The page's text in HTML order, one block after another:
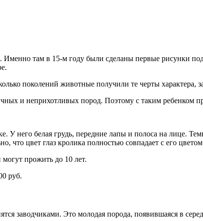
Именно там в 15-м году были сделаны первые рисунки
поколений животные получили те черты характера,
и неприхотливых пород. Поэтому с таким ребенком
У него белая грудь, передние лапы и полоса на лице.
что цвет глаз кролика полностью совпадает с его
прожить до 10 лет.
руб.
заводчиками. Это молодая порода, появившаяся в